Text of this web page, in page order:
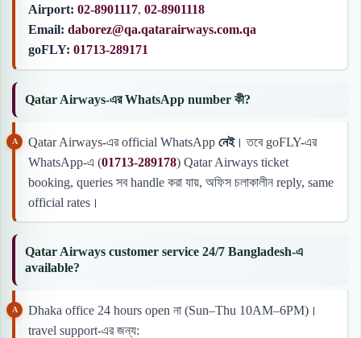
Airport: 02-8901117, 02-8901118
Email: daborez@qa.qatarairways.com.qa
goFLY: 01713-289171
Qatar Airways-এর WhatsApp number কী?
Qatar Airways-এর official WhatsApp নেই। তবে goFLY-এর
WhatsApp-এ (01713-289178) Qatar Airways ticket
booking, queries সব handle করা যায়, অফিস চলাকালীন reply, same
official rates।
Qatar Airways customer service 24/7 Bangladesh-এ
available?
Dhaka office 24 hours open না (Sun–Thu 10AM–6PM)।
travel support-এর জন্য: